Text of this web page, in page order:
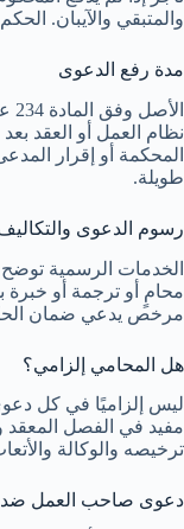
والمتبقي والآيبان.
مدة رفع الدعوى
المحكمة أو إقرار
طويلة.
رسوم الدعوى
الخدمات الرسمية
محامٍ أو ترجمة أو خبرة
مرخص يدعي ضمان
هل المحامي إلزامي؟
ليس إلزاميًا في كل
ترخيصه والوكالة
دعوى صاحب العمل ضد